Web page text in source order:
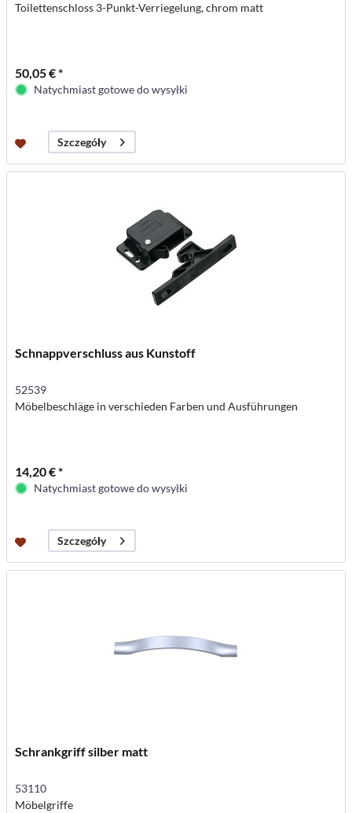
Toilettenschloss 3-Punkt-Verriegelung, chrom matt
50,05 € *
Natychmiast gotowe do wysyłki
Szczegóły
Schnappverschluss aus Kunstoff
52539
Möbelbeschläge in verschieden Farben und Ausführungen
14,20 € *
Natychmiast gotowe do wysyłki
Szczegóły
Schrankgriff silber matt
53110
Möbelgriffe